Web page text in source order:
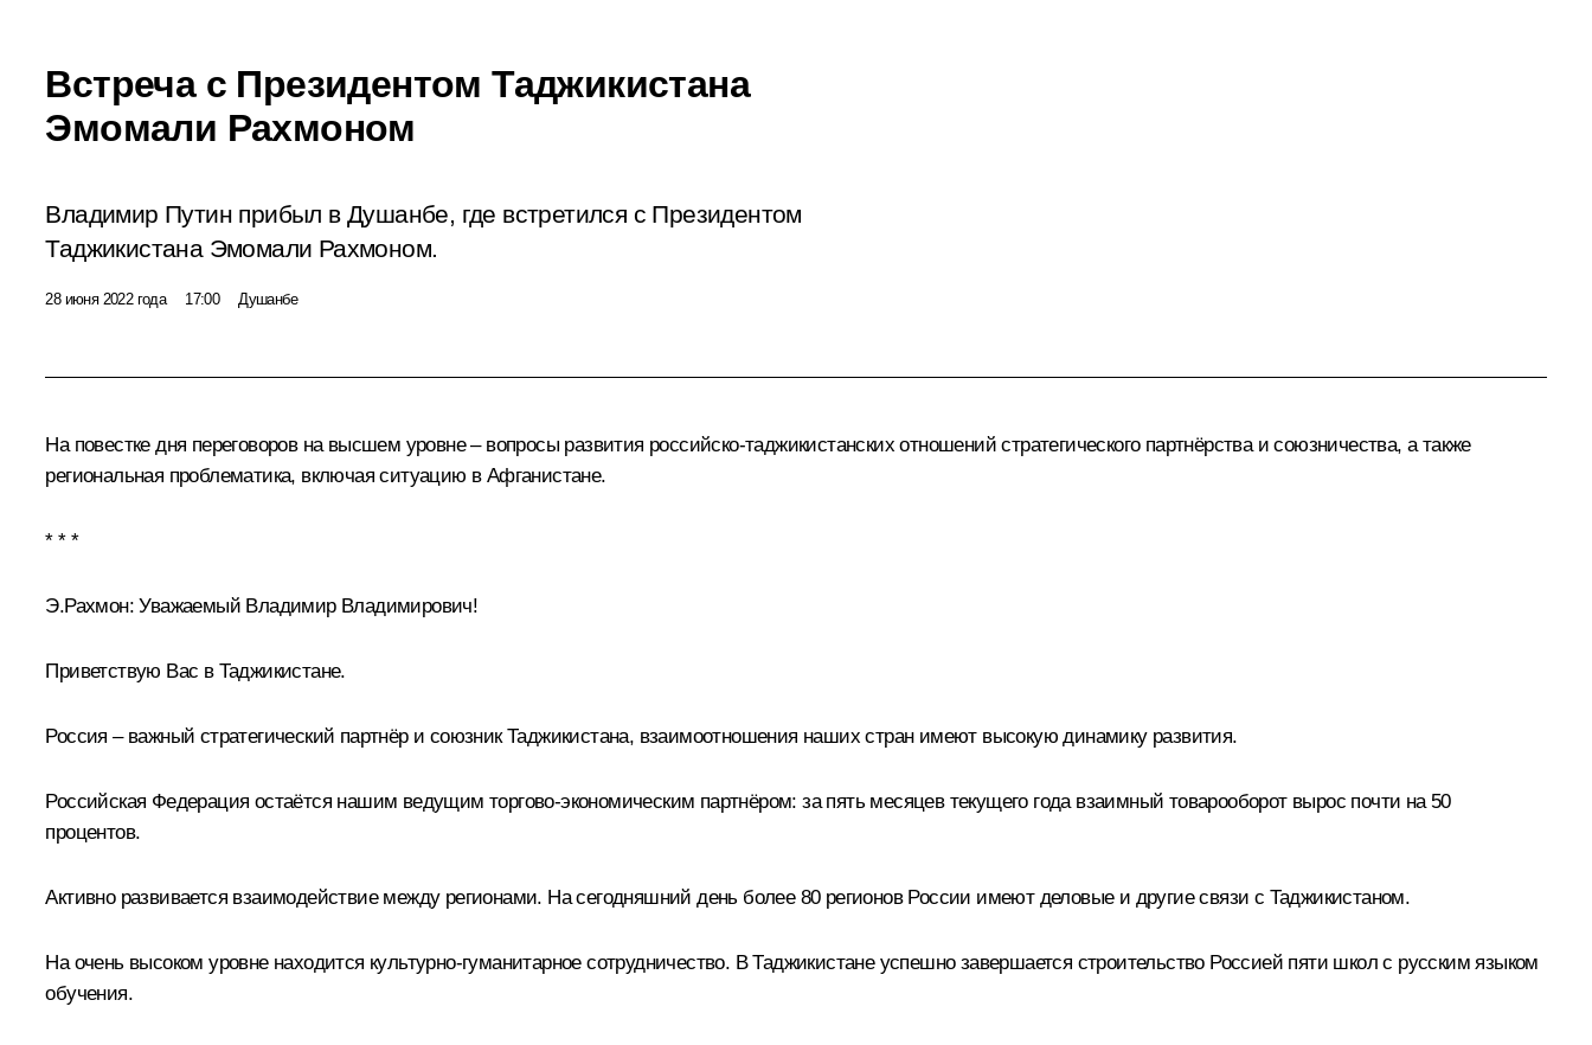
Встреча с Президентом Таджикистана
Эмомали Рахмоном
Владимир Путин прибыл в Душанбе, где встретился с Президентом
Таджикистана Эмомали Рахмоном.
28 июня 2022 года 17:00 Душанбе
На повестке дня переговоров на высшем уровне – вопросы развития российско-таджикистанских отношений стратегического партнёрства и союзничества, а также
региональная проблематика, включая ситуацию в Афганистане.
* * *
Э.Рахмон: Уважаемый Владимир Владимирович!
Приветствую Вас в Таджикистане.
Россия – важный стратегический партнёр и союзник Таджикистана, взаимоотношения наших стран имеют высокую динамику развития.
Российская Федерация остаётся нашим ведущим торгово-экономическим партнёром: за пять месяцев текущего года взаимный товарооборот вырос почти на 50
процентов.
Активно развивается взаимодействие между регионами. На сегодняшний день более 80 регионов России имеют деловые и другие связи с Таджикистаном.
На очень высоком уровне находится культурно-гуманитарное сотрудничество. В Таджикистане успешно завершается строительство Россией пяти школ с русским языком
обучения.